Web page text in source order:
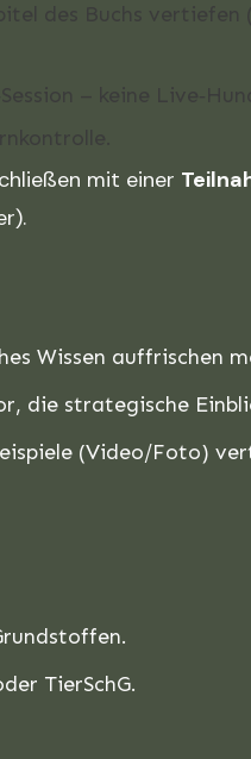
des Buchs vertiefen
– keine
mit einer
Wissen auffrischen
die strategische
(Video/Foto)
TierSchG.